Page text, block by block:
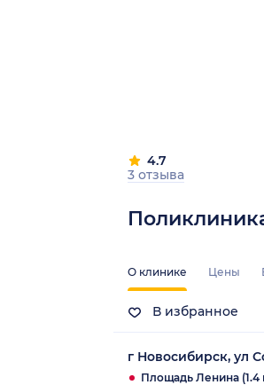
4.7
3 отзыва
О клинике Цены
В избранное
г Новосибирск, ул
Площадь Ленина (1.4